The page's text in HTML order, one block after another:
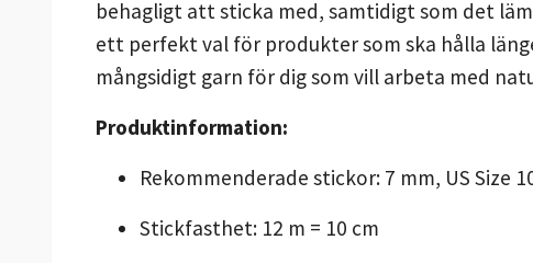
behagligt att sticka med, samtidigt som det
ett perfekt val för produkter som ska hålla
mångsidigt garn för dig som vill arbeta med
Produktinformation:
Rekommenderade stickor: 7 mm, US Size
Stickfasthet: 12 m = 10 cm